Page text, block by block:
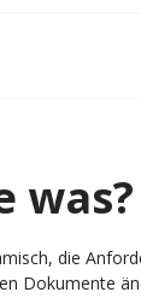
was?
die
Dokumente